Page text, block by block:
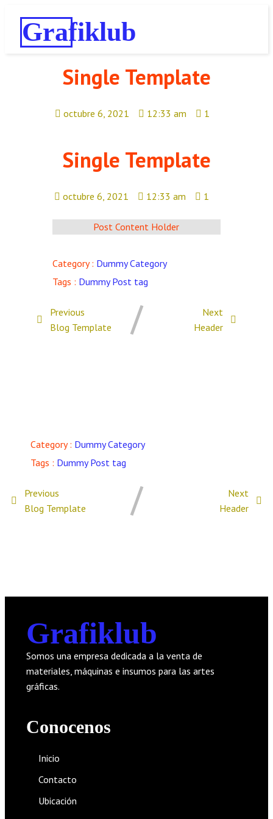
Grafiklub
Single Template
octubre 6, 2021 12:33 am 1
Single Template
octubre 6, 2021 12:33 am 1
Post Content Holder
Category : Dummy Category
Tags : Dummy Post tag
Previous
Blog Template
Next
Header
Category : Dummy Category
Tags : Dummy Post tag
Previous
Blog Template
Next
Header
Grafiklub
Somos una empresa dedicada a la venta de
materiales, máquinas e insumos para las artes
gráficas.
Conocenos
Inicio
Contacto
Ubicación